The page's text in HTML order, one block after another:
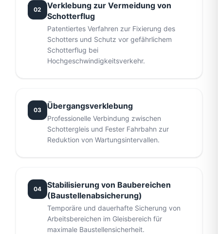
02
Verklebung zur Vermeidung von
Schotterflug
Patentiertes Verfahren zur Fixierung des
Schotters und Schutz vor gefährlichem
Schotterflug bei
Hochgeschwindigkeitsverkehr.
03 Übergangsverklebung
Professionelle Verbindung zwischen
Schottergleis und Fester Fahrbahn zur
Reduktion von Wartungsintervallen.
04
Stabilisierung von Baubereichen
(Baustellenabsicherung)
Temporäre und dauerhafte Sicherung von
Arbeitsbereichen im Gleisbereich für
maximale Baustellensicherheit.